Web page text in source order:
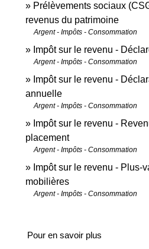
Prélèvements sociaux
revenus du patrimoine
Argent - Impôts - Consommation
Impôt sur le revenu -
Argent - Impôts - Consommation
Impôt sur le revenu -
annuelle
Argent - Impôts - Consommation
Impôt sur le revenu -
placement
Argent - Impôts - Consommation
Impôt sur le revenu - Plus-
mobilières
Argent - Impôts - Consommation
Pour en savoir plus